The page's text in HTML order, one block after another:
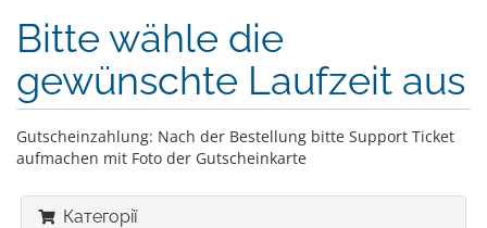
Bitte wähle die
gewünschte Laufzeit aus
Gutscheinzahlung: Nach der Bestellung bitte Support Ticket
aufmachen mit Foto der Gutscheinkarte
Категорії